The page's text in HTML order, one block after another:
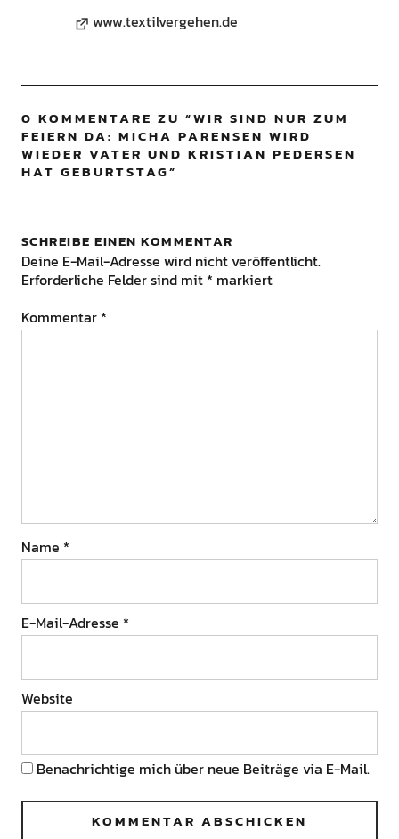
www.textilvergehen.de
0 KOMMENTARE ZU “WIR SIND NUR ZUM
FEIERN DA: MICHA PARENSEN WIRD
WIEDER VATER UND KRISTIAN PEDERSEN
HAT GEBURTSTAG”
SCHREIBE EINEN KOMMENTAR
Deine E-Mail-Adresse wird nicht veröffentlicht.
Erforderliche Felder sind mit * markiert
Kommentar *
Name *
E-Mail-Adresse *
Website
Benachrichtige mich über neue Beiträge via E-Mail.